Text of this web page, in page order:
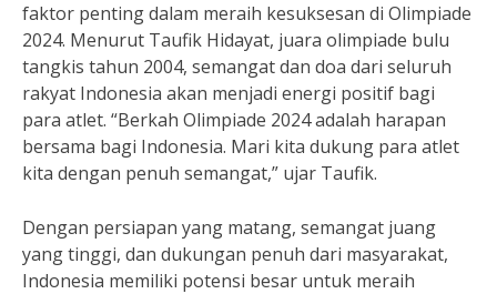
faktor penting dalam meraih kesuksesan di Olimpiade
2024. Menurut Taufik Hidayat, juara olimpiade bulu
tangkis tahun 2004, semangat dan doa dari seluruh
rakyat Indonesia akan menjadi energi positif bagi
para atlet. “Berkah Olimpiade 2024 adalah harapan
bersama bagi Indonesia. Mari kita dukung para atlet
kita dengan penuh semangat,” ujar Taufik.
Dengan persiapan yang matang, semangat juang
yang tinggi, dan dukungan penuh dari masyarakat,
Indonesia memiliki potensi besar untuk meraih